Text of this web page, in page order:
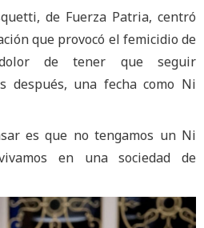
de Fuerza Patria, centró
que provocó el femicidio de
de tener que seguir
después, una fecha como Ni
es que no tengamos un Ni
en una sociedad de